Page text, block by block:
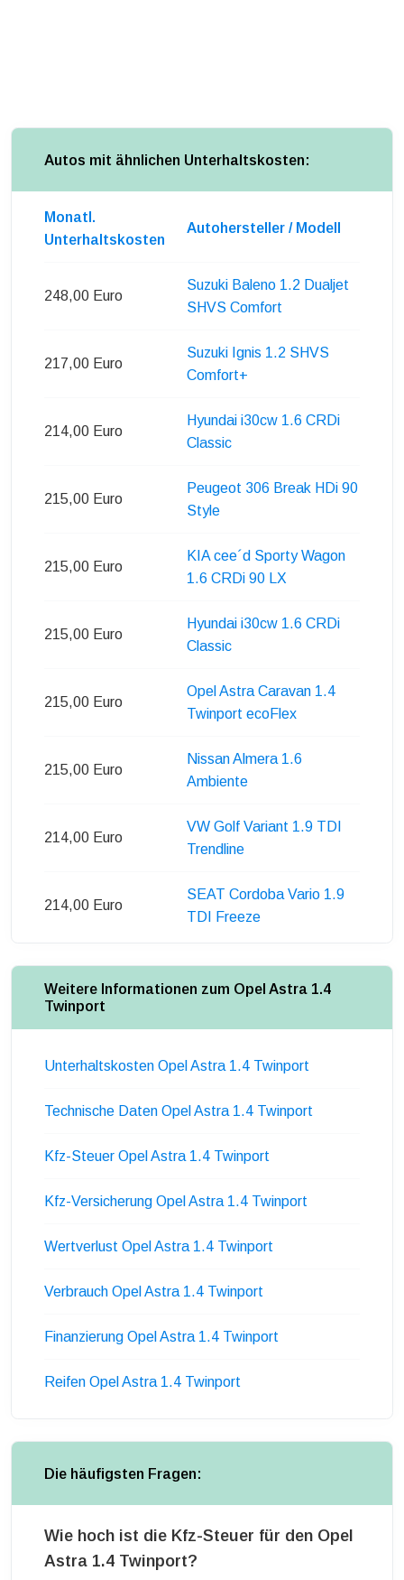
Autos mit ähnlichen Unterhaltskosten:
Monatl.
Unterhaltskosten
Autohersteller / Modell
248,00 Euro
Suzuki Baleno 1.2 Dualjet
SHVS Comfort
217,00 Euro
Suzuki Ignis 1.2 SHVS
Comfort+
214,00 Euro
Hyundai i30cw 1.6 CRDi
Classic
215,00 Euro
Peugeot 306 Break HDi 90
Style
215,00 Euro
KIA cee´d Sporty Wagon
1.6 CRDi 90 LX
215,00 Euro
Hyundai i30cw 1.6 CRDi
Classic
215,00 Euro
Opel Astra Caravan 1.4
Twinport ecoFlex
215,00 Euro
Nissan Almera 1.6
Ambiente
214,00 Euro
VW Golf Variant 1.9 TDI
Trendline
214,00 Euro
SEAT Cordoba Vario 1.9
TDI Freeze
Weitere Informationen zum Opel Astra 1.4
Twinport
Unterhaltskosten Opel Astra 1.4 Twinport
Technische Daten Opel Astra 1.4 Twinport
Kfz-Steuer Opel Astra 1.4 Twinport
Kfz-Versicherung Opel Astra 1.4 Twinport
Wertverlust Opel Astra 1.4 Twinport
Verbrauch Opel Astra 1.4 Twinport
Finanzierung Opel Astra 1.4 Twinport
Reifen Opel Astra 1.4 Twinport
Die häufigsten Fragen:
Wie hoch ist die Kfz-Steuer für den Opel
Astra 1.4 Twinport?